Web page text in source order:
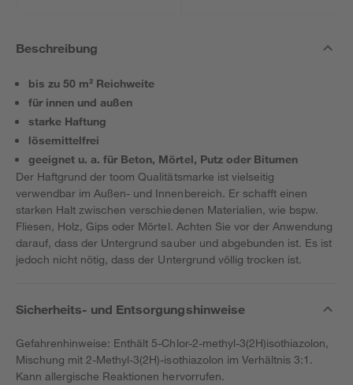
Beschreibung
bis zu 50 m² Reichweite
für innen und außen
starke Haftung
lösemittelfrei
geeignet u. a. für Beton, Mörtel, Putz oder Bitumen
Der Haftgrund der toom Qualitätsmarke ist vielseitig
verwendbar im Außen- und Innenbereich. Er schafft einen
starken Halt zwischen verschiedenen Materialien, wie bspw.
Fliesen, Holz, Gips oder Mörtel. Achten Sie vor der Anwendung
darauf, dass der Untergrund sauber und abgebunden ist. Es ist
jedoch nicht nötig, dass der Untergrund völlig trocken ist.
Sicherheits- und Entsorgungshinweise
Gefahrenhinweise: Enthält 5-Chlor-2-methyl-3(2H)isothiazolon,
Mischung mit 2-Methyl-3(2H)-isothiazolon im Verhältnis 3:1.
Kann allergische Reaktionen hervorrufen.